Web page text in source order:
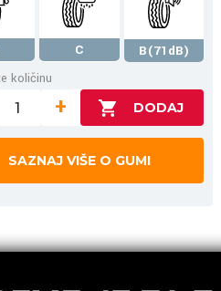
C
B(71dB)
količinu
+
SAZNAJ VIŠE O GUMI